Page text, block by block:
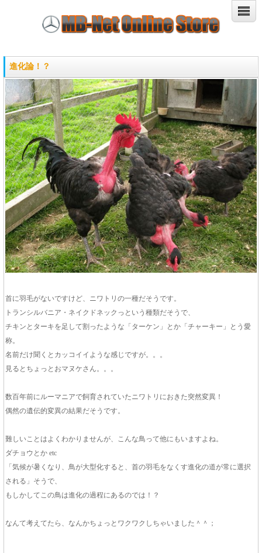
進化論！？
首に羽毛がないですけど、ニワトリの一種だそうです。
トランシルバニア・ネイクドネックっという種類だそうで、
チキンとターキを足して割ったような「ターケン」とか「チャーキー」とう愛
称。
名前だけ聞くとカッコイイような感じですが。。。
見るとちょっとおマヌケさん。。。
数百年前にルーマニアで飼育されていたニワトリにおきた突然変異！
偶然の遺伝的変異の結果だそうです。
難しいことはよくわかりませんが、こんな鳥って他にもいますよね。
ダチョウとか etc
「気候が暑くなり、鳥が大型化すると、首の羽毛をなくす進化の道が常に選択
される」そうで、
もしかしてこの鳥は進化の過程にあるのでは！？
なんて考えてたら、なんかちょっとワクワクしちゃいました＾＾；